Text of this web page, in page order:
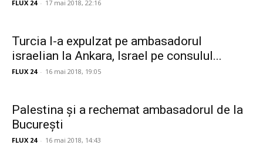
FLUX 24 - 17 mai 2018, 22:16
Turcia l-a expulzat pe ambasadorul
israelian la Ankara, Israel pe consulul...
FLUX 24 - 16 mai 2018, 19:05
Palestina și a rechemat ambasadorul de la
București
FLUX 24 - 16 mai 2018, 14:43